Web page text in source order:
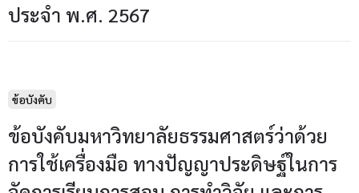
ประจำ พ.ศ. 2567
ข้อบังคับ
ข้อบังคับมหาวิทยาลัยธรรมศาสตร์ว่าด้วย
การใช้เครื่องมือ ทางปัญญาประดิษฐ์ในการ